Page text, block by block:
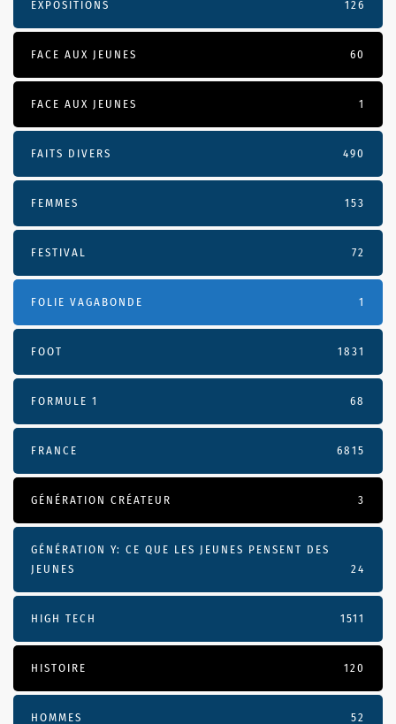
EXPOSITIONS 126
FACE AUX JEUNES 60
FACE AUX JEUNES 1
FAITS DIVERS 490
FEMMES 153
FESTIVAL 72
FOLIE VAGABONDE 1
FOOT 1831
FORMULE 1 68
FRANCE 6815
GÉNÉRATION CRÉATEUR 3
GÉNÉRATION Y: CE QUE LES JEUNES PENSENT DES
JEUNES
24
HIGH TECH 1511
HISTOIRE 120
HOMMES 52